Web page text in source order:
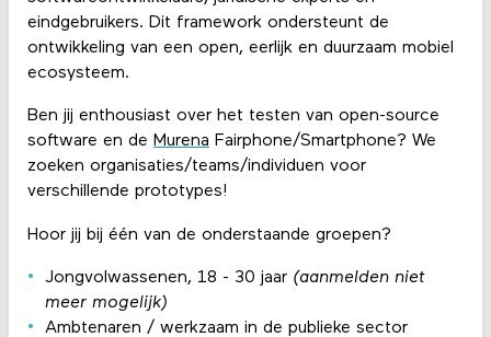
eindgebruikers. Dit framework ondersteunt de
ontwikkeling van een open, eerlijk en duurzaam mobiel
ecosysteem.
Ben jij enthousiast over het testen van open-source
software en de Murena Fairphone/Smartphone? We
zoeken organisaties/teams/individuen voor
verschillende prototypes!
Hoor jij bij één van de onderstaande groepen?
Jongvolwassenen, 18 - 30 jaar (aanmelden niet
meer mogelijk)
Ambtenaren / werkzaam in de publieke sector